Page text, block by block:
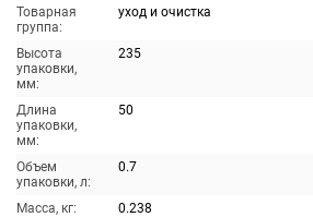
Товарная
группа:
уход и очистка
Высота
упаковки,
мм:
235
Длина
упаковки,
мм:
50
Объем
упаковки, л:
0.7
Масса, кг:
0.238